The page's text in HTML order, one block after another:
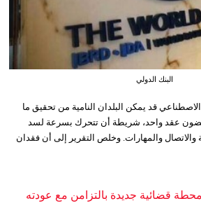
البنك الدولي
قد يمكن البلدان النامية من تحقيق ما
غضون عقد واحد، شريطة أن تتحرك بسرعة لسد
والمهارات. وخلص التقرير إلى أن فقدان
قضائية جديدة بالتزامن مع عودته